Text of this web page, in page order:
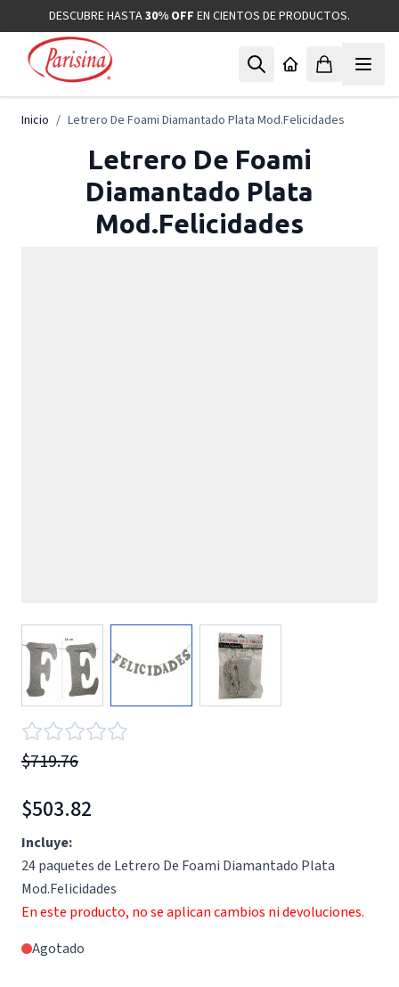
Ir al contenidoDESCUBRE HASTA30% OFF EN CIENTOS DE PRODUCTOS.
Inicio / Letrero De Foami Diamantado Plata Mod.Felicidades
Letrero De Foami
Diamantado Plata
Mod.Felicidades
View larger imageView larger imageView larger image
$719.76
$503.82
Incluye:
24 paquetes de Letrero De Foami Diamantado Plata
Mod.Felicidades
En este producto, no se aplican cambios ni devoluciones.
Agotado